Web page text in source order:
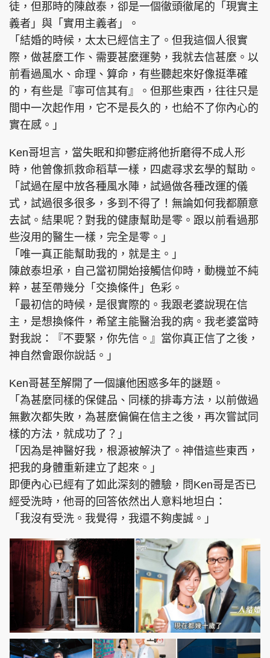
徒，但那時的陳啟泰，卻是一個徹頭徹尾的「現實主
義者」與「實用主義者」。
「結婚的時候，太太已經信主了。但我這個人很實
際，做甚麼工作、需要甚麼運勢，我就去信甚麼。以
前看過風水、命理、算命，有些聽起來好像挺準確
的，有些是『寧可信其有』。但那些東西，往往只是
間中一次起作用，它不是長久的，也給不了你內心的
實在感。」
Ken哥坦言，當失眠和抑鬱症將他折磨得不成人形
時，他曾像抓救命稻草一樣，四處尋求玄學的幫助。
「試過在屋中放各種風水陣，試過做各種改運的儀
式，試過很多很多，多到不得了！無論如何我都願意
去試。結果呢？對我的健康幫助是零。跟以前看過那
些沒用的醫生一樣，完全是零。」
「唯一真正能幫助我的，就是主。」
陳啟泰坦承，自己當初開始接觸信仰時，動機並不純
粹，甚至帶幾分「交換條件」色彩。
「最初信的時候，是很實際的。我跟老婆說現在信
主，是想換條件，希望主能醫治我的病。我老婆當時
對我說：『不要緊，你先信。』當你真正信了之後，
神自然會跟你說話。」
Ken哥甚至解開了一個讓他困惑多年的謎題。
「為甚麼同樣的保健品、同樣的排毒方法，以前做過
無數次都失敗，為甚麼偏偏在信主之後，再次嘗試同
樣的方法，就成功了？」
「因為是神醫好我，根源被解決了。神借這些東西，
把我的身體重新建立了起來。」
即便內心已經有了如此深刻的體驗，問Ken哥是否已
經受洗時，他哥的回答依然出人意料地坦白：
「我沒有受洗。我覺得，我還不夠虔誠。」